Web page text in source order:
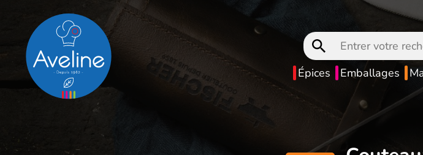
Épices Emballages
Panneau de gestion des cookies